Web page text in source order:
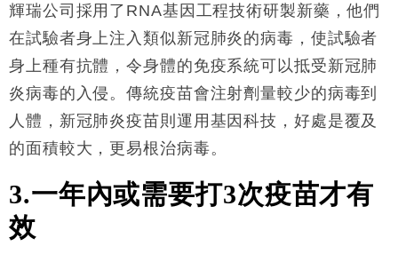
輝瑞公司採用了RNA基因工程技術研製新藥，他們
在試驗者身上注入類似新冠肺炎的病毒，使試驗者
身上種有抗體，令身體的免疫系統可以抵受新冠肺
炎病毒的入侵。傳統疫苗會注射劑量較少的病毒到
人體，新冠肺炎疫苗則運用基因科技，好處是覆及
的面積較大，更易根治病毒。
3.一年內或需要打3次疫苗才有
效